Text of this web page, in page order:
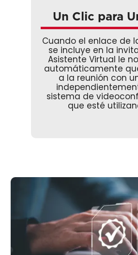
Un Clic para
Cuando el enlace de
se incluye en la
Asistente Virtual le
automáticamente
a la reunión con
sistema de
que esté